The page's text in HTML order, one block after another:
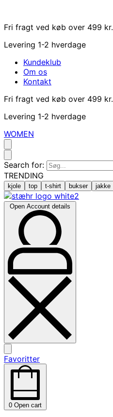
Fri fragt ved køb over 499 kr.
Levering 1-2 hverdage
Kundeklub
Om os
Kontakt
Fri fragt ved køb over 499 kr.
Levering 1-2 hverdage
WOMEN
Search for:
TRENDING
kjole top t-shirt bukser jakke
Open Account details
Favoritter
0 Open cart